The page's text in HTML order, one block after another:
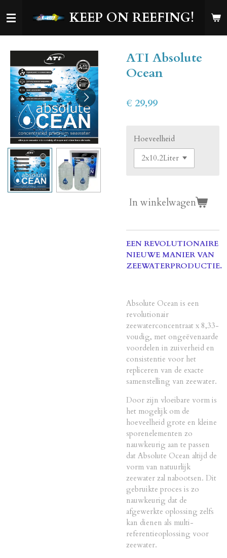
direct
hoofdinhoud
KEEP ON REEFING!
ATI Absolute
Ocean
€ 29,99
Hoeveelheid
In winkelwagen
EEN REVOLUTIONAIRE
NIEUWE MANIER VAN
ZEEWATERPRODUCTIE.
Absolute Ocean is een
revolutionair
zeewaterconcentraat x 8,33-
voudig, met ongeëvenaarde
voordelen in zuiverheid en
consistentie voor het
repliceren van de exacte
samenstelling van zeewater.
Door zijn vloeibare vorm is
het mogelijk om de
hoeveelheid grote en kleine
sporenelementen zo
nauwkeurig aan te passen
dat Absolute Ocean altijd de
vorm van natuurlijk
zeewater zal nabootsen. Dit
gebruikte proces is zo
nauwkeurig dat de
afgewerkte oplossing zelfs
kan dienen als multi-
referentieoplossing voor
zeewater.